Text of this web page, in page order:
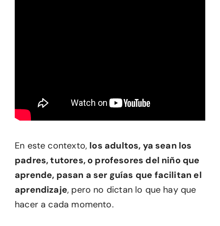
En este contexto, los adultos, ya sean los
padres, tutores, o profesores del niño que
aprende, pasan a ser guías que facilitan el
aprendizaje, pero no dictan lo que hay que
hacer a cada momento.